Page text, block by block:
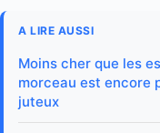
A LIRE AUSSI
Moins cher que les
morceau est encore
juteux